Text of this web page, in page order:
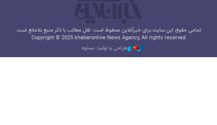
تمامی حقوق این سایت برای خبرآنلاین محفوظ است. نقل مطالب با ذکر منبع بلامانع است.
Copyright © 2025 khabaronline News Agancy, All rights reserved
طراحی و تولید: نستوه